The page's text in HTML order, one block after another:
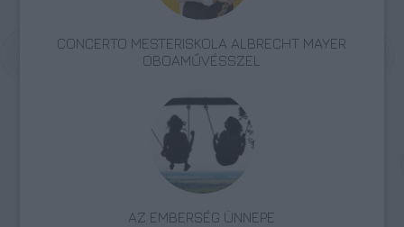
CONCERTO MESTERISKOLA ALBRECHT MAYER
OBOAMŰVÉSSZEL
AZ EMBERSÉG ÜNNEPE